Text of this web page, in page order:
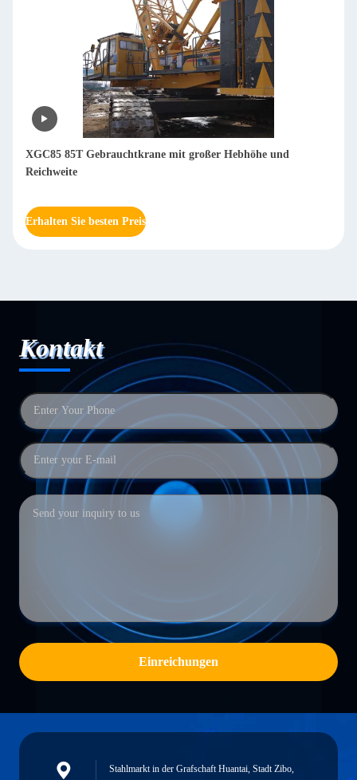
XGC85 85T Gebrauchtkrane mit großer Hebhöhe und
Reichweite
Erhalten Sie besten Preis
Kontakt
Einreichungen
Stahlmarkt in der Grafschaft Huantai, Stadt Zibo,